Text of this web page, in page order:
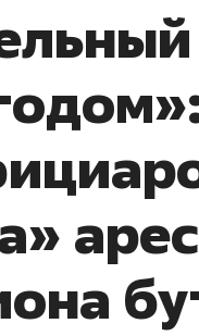
Василь Мазитов
МАРТ
местных
бизнес может
минимум
выйти на зарубежные
надо знать